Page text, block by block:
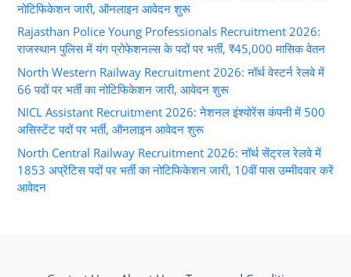
नोटिफिकेशन जारी, ऑनलाइन आवेदन शुरू
Rajasthan Police Young Professionals Recruitment 2026:
राजस्थान पुलिस में यंग प्रोफेशनल्स के पदों पर भर्ती, ₹45,000 मासिक वेतन
North Western Railway Recruitment 2026: नॉर्थ वेस्टर्न रेलवे में
66 पदों पर भर्ती का नोटिफिकेशन जारी, आवेदन शुरू
NICL Assistant Recruitment 2026: नेशनल इंश्योरेंस कंपनी में 500
असिस्टेंट पदों पर भर्ती, ऑनलाइन आवेदन शुरू
North Central Railway Recruitment 2026: नॉर्थ सेंट्रल रेलवे में
1853 अप्रेंटिस पदों पर भर्ती का नोटिफिकेशन जारी, 10वीं पास उम्मीदवार करें
आवेदन